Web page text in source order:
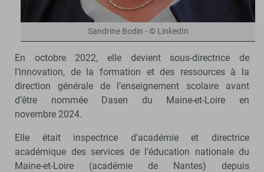
Sandrine Bodin - © LinkedIn
En octobre 2022, elle devient sous-directrice de
l’innovation, de la formation et des ressources à la
direction générale de l’enseignement scolaire avant
d’être nommée Dasen du Maine-et-Loire en
novembre 2024.
Elle était inspectrice d’académie et directrice
académique des services de l’éducation nationale du
Maine-et-Loire (académie de Nantes) depuis